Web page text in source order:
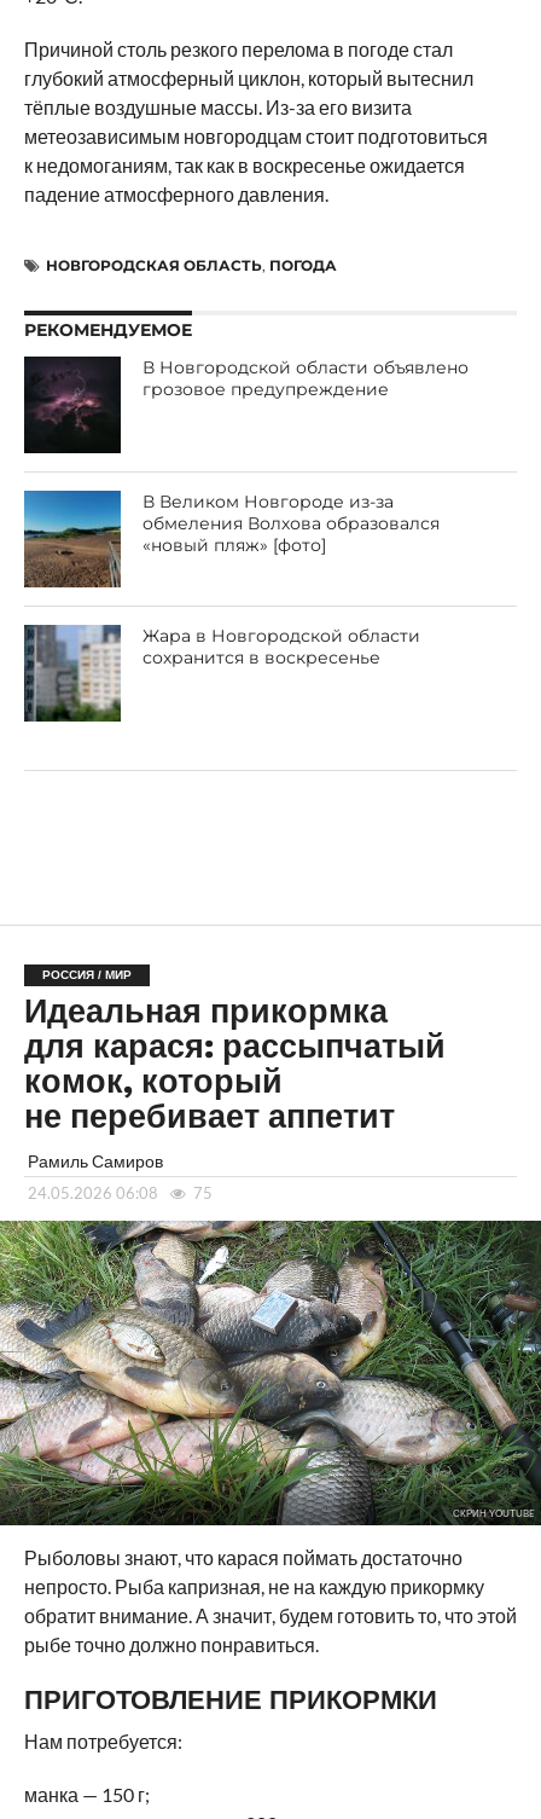
Причиной столь резкого перелома в погоде стал
глубокий атмосферный циклон, который вытеснил
тёплые воздушные массы. Из-за его визита
метеозависимым новгородцам стоит подготовиться
к недомоганиям, так как в воскресенье ожидается
падение атмосферного давления.
НОВГОРОДСКАЯ ОБЛАСТЬ, ПОГОДА
РЕКОМЕНДУЕМОЕ
В Новгородской области объявлено
грозовое предупреждение
В Великом Новгороде из-за
обмеления Волхова образовался
«новый пляж» [фото]
Жара в Новгородской области
сохранится в воскресенье
РОССИЯ / МИР
Идеальная прикормка
для карася: рассыпчатый
комок, который
не перебивает аппетит
Рамиль Самиров
24.05.2026 06:08 75
СКРИН YOUTUBE
Рыболовы знают, что карася поймать достаточно
непросто. Рыба капризная, не на каждую прикормку
обратит внимание. А значит, будем готовить то, что этой
рыбе точно должно понравиться.
ПРИГОТОВЛЕНИЕ ПРИКОРМКИ
Нам потребуется:
манка — 150 г;